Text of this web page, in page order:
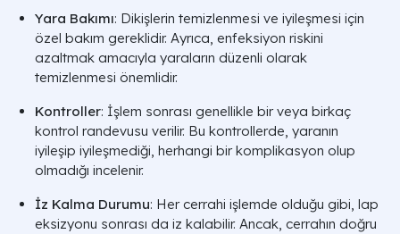
Yara Bakımı: Dikişlerin temizlenmesi ve iyileşmesi için
özel bakım gereklidir. Ayrıca, enfeksiyon riskini
azaltmak amacıyla yaraların düzenli olarak
temizlenmesi önemlidir.
Kontroller: İşlem sonrası genellikle bir veya birkaç
kontrol randevusu verilir. Bu kontrollerde, yaranın
iyileşip iyileşmediği, herhangi bir komplikasyon olup
olmadığı incelenir.
İz Kalma Durumu: Her cerrahi işlemde olduğu gibi, lap
eksizyonu sonrası da iz kalabilir. Ancak, cerrahın doğru